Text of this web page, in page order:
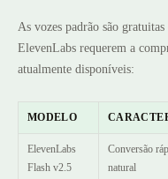
As vozes padrão são
ElevenLabs requerem a
atualmente disponíveis:
MODELO
ElevenLabs
Flash v2.5
Conversão
natural